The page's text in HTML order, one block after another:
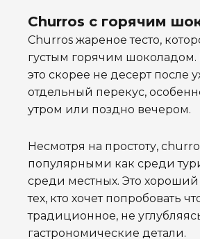
Churros с горячим
Churros жареное тесто,
густым горячим шоколадом.
это скорее не десерт после
отдельный перекус,
утром или поздно вечером.
Несмотря на простоту,
популярными как среди
среди местных. Это хороший
тех, кто хочет попробовать
традиционное, не
гастрономические детали.